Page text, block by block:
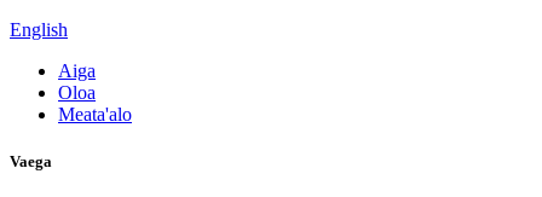
English
Aiga
Oloa
Meata'alo
Vaega